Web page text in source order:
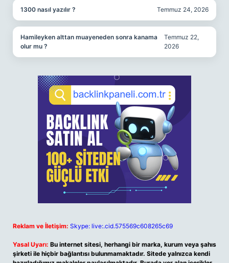
1300 nasıl yazılır ? Temmuz 24, 2026
Hamileyken alttan muayeneden sonra kanama
olur mu ?
Temmuz 22,
2026
Reklam ve İletişim: Skype: live:.cid.575569c608265c69
Yasal Uyarı: Bu internet sitesi, herhangi bir marka, kurum veya şahıs
şirketi ile hiçbir bağlantısı bulunmamaktadır. Sitede yalnızca kendi